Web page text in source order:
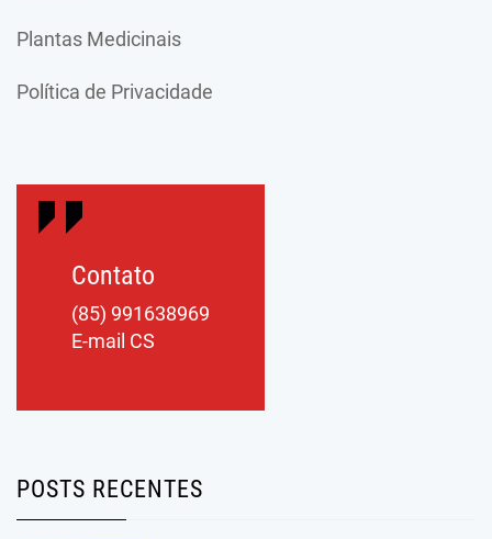
Plantas Medicinais
Política de Privacidade
Contato
(85) 991638969
E-mail CS
POSTS RECENTES